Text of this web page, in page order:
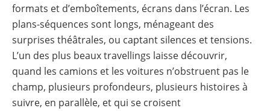
formats et d’emboîtements, écrans dans l’écran. Les
plans-séquences sont longs, ménageant des
surprises théâtrales, ou captant silences et tensions.
L’un des plus beaux travellings laisse découvrir,
quand les camions et les voitures n’obstruent pas le
champ, plusieurs profondeurs, plusieurs histoires à
suivre, en parallèle, et qui se croisent